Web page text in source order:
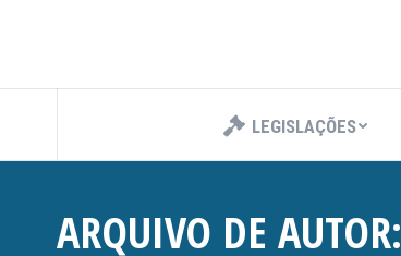
LEGISLAÇÕES
ARQUIVO DE AUTOR: